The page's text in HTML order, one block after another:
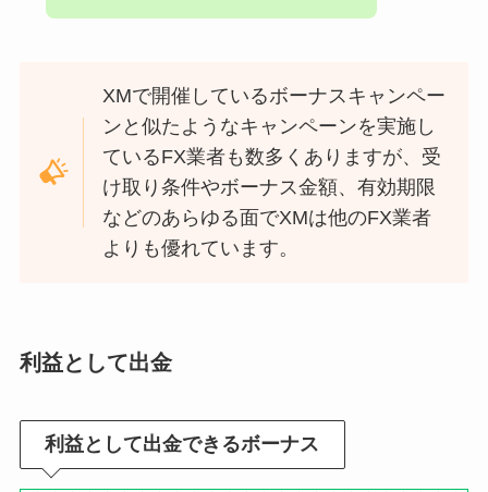
XMで開催しているボーナスキャンペー
ンと似たようなキャンペーンを実施し
ているFX業者も数多くありますが、受
け取り条件やボーナス金額、有効期限
などのあらゆる面でXMは他のFX業者
よりも優れています。
利益として出金
利益として出金できるボーナス